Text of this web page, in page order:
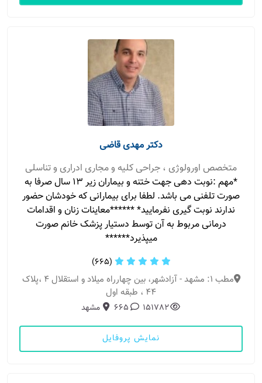
دکتر مهدی قاضی
متخصص اورولوژی ، جراحی کلیه و مجاری ادراری و تناسلی
*مهم :نوبت دهی جهت ختنه و بیماران زیر 13 سال صرفا به
صورت تلفنی می باشد. لطفا برای بیمارانی که خودشان حضور
ندارند نوبت گیری نفرمایید* ******معاینات زنان و اقدامات
درمانی مربوط به آن توسط دستیار پزشک خانم صورت
میپذیرد******
(665)
مطب 1: مشهد - آزادشهر، بین چهارراه میلاد و استقلال 4 ،پلاک
44 ، طبقه اول
151782
665 مشهد
نمایش پروفایل